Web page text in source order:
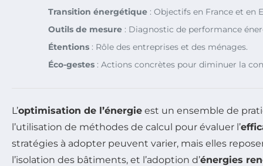
Transition énergétique : Objectifs en France et en
Outils de mesure : Diagnostic de performance
Étentions : Rôle des entreprises et des ménages.
Éco-gestes : Actions concrètes pour diminuer la
L’optimisation de l’énergie est un ensemble de
l’utilisation de méthodes de calcul pour évaluer l’
stratégies à adopter peuvent varier, mais elles
l’isolation des bâtiments, et l’adoption d’énergies